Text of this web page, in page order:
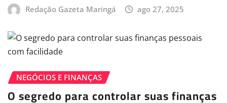
Redação Gazeta Maringá ago 27, 2025
NEGÓCIOS E FINANÇAS
O segredo para controlar suas finanças